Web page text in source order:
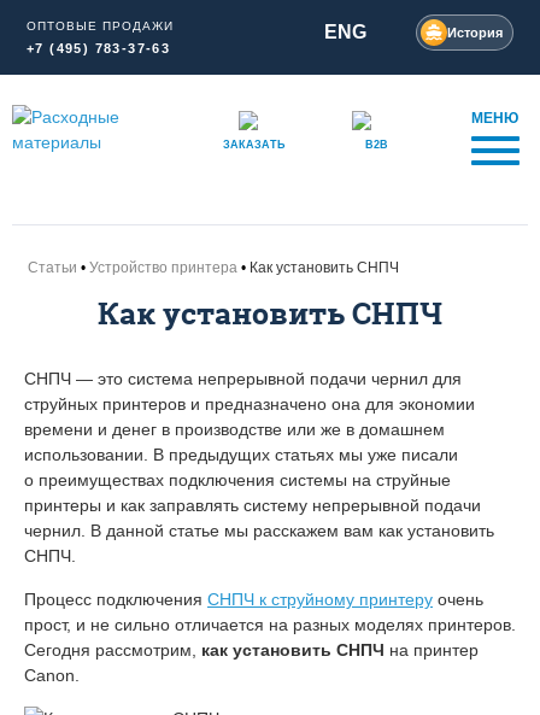
ОПТОВЫЕ ПРОДАЖИ
+7 (495) 783-37-63
ENG История
ЗАКАЗАТЬ B2B
МЕНЮ
Статьи Устройство принтера Как установить СНПЧ
Как установить СНПЧ
СНПЧ — это система непрерывной подачи чернил для
струйных принтеров и предназначено она для экономии
времени и денег в производстве или же в домашнем
использовании. В предыдущих статьях мы уже писали
о преимуществах подключения системы на струйные
принтеры и как заправлять систему непрерывной подачи
чернил. В данной статье мы расскажем вам как установить
СНПЧ.
Процесс подключения СНПЧ к струйному принтеру очень
прост, и не сильно отличается на разных моделях принтеров.
Сегодня рассмотрим, как установить СНПЧ на принтер
Canon.